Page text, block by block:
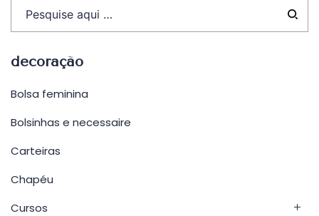
decoração
Bolsa feminina
Bolsinhas e necessaire
Carteiras
Chapéu
Cursos